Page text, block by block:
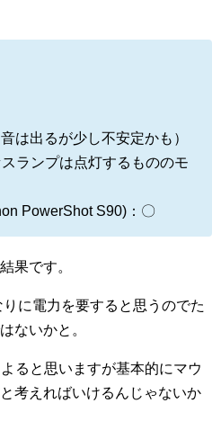
は出るが少し不安定かも）
ランプは点灯するもののモ
PowerShot S90)：〇
果です。
に電力を要すると思うのでた
ないかと。
ると思いますが基本的にマウ
考えればいけるんじゃないか